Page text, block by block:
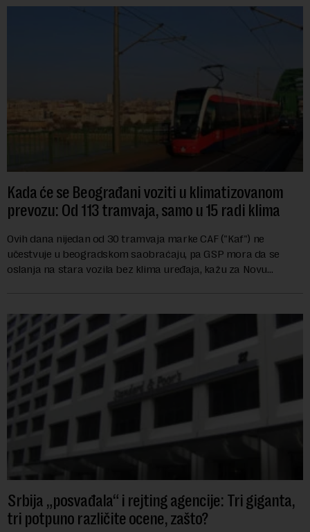
Kada će se Beograđani voziti u klimatizovanom
prevozu: Od 113 tramvaja, samo u 15 radi klima
Ovih dana nijedan od 30 tramvaja marke CAF ("Kaf") ne
učestvuje u beogradskom saobraćaju, pa GSP mora da se
oslanja na stara vozila bez klima uređaja, kažu za Novu
Srbija „posvađala“ i rejting agencije: Tri giganta,
tri potpuno različite ocene, zašto?